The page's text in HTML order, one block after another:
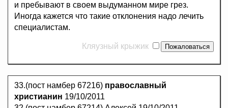
и пребывают в своем выдуманном мире грез.
Иногда кажется что такие отклонения надо лечить
специалистам.
Кляузный крыжик
33.(пост намбер 67216) православный
христианин 19/10/2011